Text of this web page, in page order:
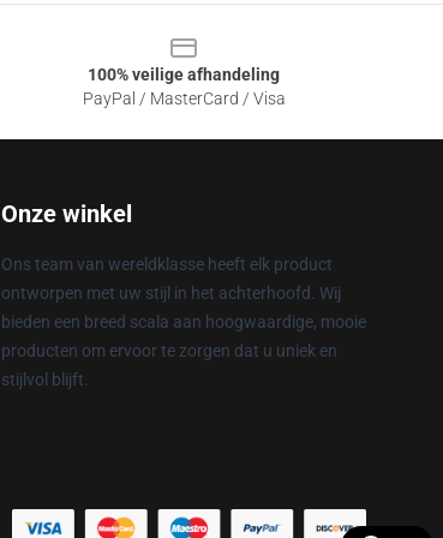
100% veilige afhandeling
PayPal / MasterCard / Visa
Onze winkel
Ons team van wereldklasse heeft elk product
ontworpen met uw stijl in het achterhoofd. Wij
bieden een breed scala aan hoogwaardige, mooie
producten om ervoor te zorgen dat u uniek en
stijlvol blijft.